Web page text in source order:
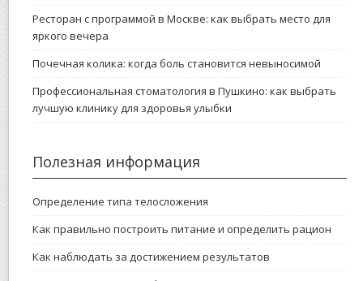
Ресторан с программой в Москве: как выбрать место для
яркого вечера
Почечная колика: когда боль становится невыносимой
Профессиональная стоматология в Пушкино: как выбрать
лучшую клинику для здоровья улыбки
Полезная информация
Определение типа телосложения
Как правильно построить питание и определить рацион
Как наблюдать за достижением результатов